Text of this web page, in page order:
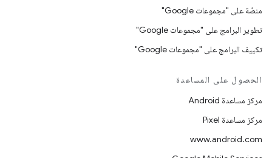
منصّة على "مجموعات Google"
تطوير البرامج على "مجموعات Google"
تكييف البرامج على "مجموعات Google"
الحصول على المساعدة
مركز مساعدة Android
مركز مساعدة Pixel
www.android.com